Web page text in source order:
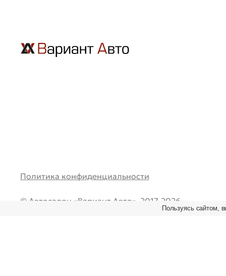
Политика конфиденциальности
© Автосалон «Вариант Авто», 2017-2026.
Все права защищены. Перепечатка и любое
Пользуясь сайтом,